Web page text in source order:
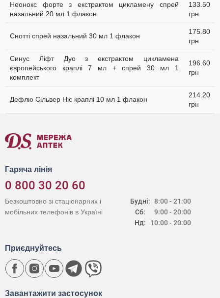
Неонокс форте з екстрактом цикламену спрей
назальний 20 мл 1 флакон
133.50
грн
Снотті спрей назальний 30 мл 1 флакон
175.80
грн
Синус Ліфт Дуо з екстрактом цикламена
європейського краплі 7 мл + спрей 30 мл 1
комплект
196.60
грн
Дефлю Сільвер Ніс краплі 10 мл 1 флакон
214.20
грн
Гаряча лінія
0 800 30 20 60
Будні:
Сб:
Нд:
8:00 - 21:00
9:00 - 20:00
10:00 - 20:00
Безкоштовно зі стаціонарних і
мобільних телефонів в Україні
Завантажити застосунок
Приєднуйтесь